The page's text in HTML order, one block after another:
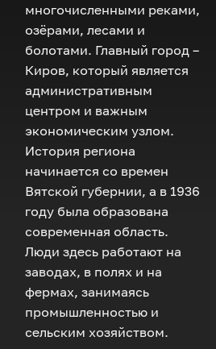
многочисленными реками,
озёрами, лесами и
болотами. Главный город –
Киров, который является
административным
центром и важным
экономическим узлом.
История региона
начинается со времен
Вятской губернии, а в 1936
году была образована
современная область.
Люди здесь работают на
заводах, в полях и на
фермах, занимаясь
промышленностью и
сельским хозяйством.